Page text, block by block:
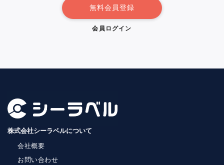
無料会員登録
会員ログイン
株式会社シーラベルについて
会社概要
お問い合わせ